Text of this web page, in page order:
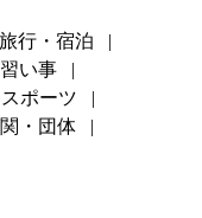
旅行・宿泊
い事
ポーツ
・団体